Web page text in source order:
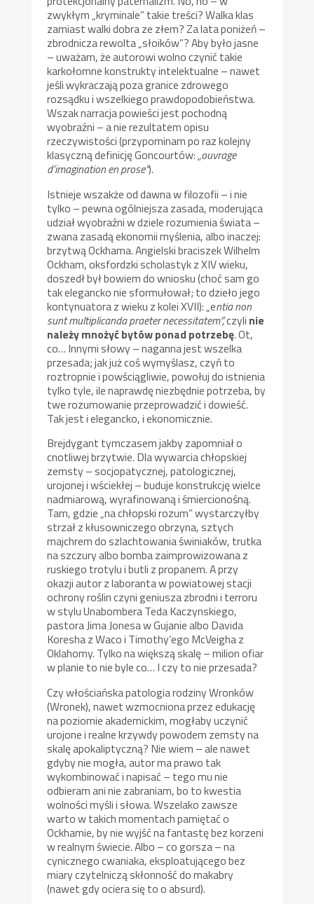
zwykłym „kryminale” takie treści? Walka klas
zamiast walki dobra ze złem? Za lata poniżeń –
zbrodnicza rewolta „słoików”? Aby było jasne
– uważam, że autorowi wolno czynić takie
karkołomne konstrukty intelektualne – nawet
jeśli wykraczają poza granice zdrowego
rozsądku i wszelkiego prawdopodobieństwa.
Wszak narracja powieści jest pochodną
wyobraźni – a nie rezultatem opisu
rzeczywistości (przypominam po raz kolejny
klasyczną definicję Goncourtów:„ouvrage
d’imagination en prose”).
Istnieje wszakże od dawna w filozofii – i nie
tylko – pewna ogólniejsza zasada, moderująca
udział wyobraźni w dziele rozumienia świata –
zwana zasadą ekonomii myślenia, albo inaczej:
brzytwą Ockhama. Angielski braciszek Wilhelm
Ockham, oksfordzki scholastyk z XIV wieku,
doszedł był bowiem do wniosku (choć sam go
tak elegancko nie sformułował; to dzieło jego
kontynuatora z wieku z kolei XVII): „entia non
sunt multiplicanda praeter necessitatem”,czyli nie
należy mnożyć bytów ponad potrzebę.Ot,
co… Innymi słowy – naganna jest wszelka
przesada; jak już coś wymyślasz, czyń to
roztropnie i powściągliwie, powołuj do istnienia
tylko tyle, ile naprawdę niezbędnie potrzeba, by
twe rozumowanie przeprowadzić i dowieść.
Tak jest i elegancko, i ekonomicznie.
Brejdygant tymczasem jakby zapomniał o
cnotliwej brzytwie. Dla wywarcia chłopskiej
zemsty – socjopatycznej, patologicznej,
urojonej i wściekłej – buduje konstrukcję wielce
nadmiarową, wyrafinowaną i śmiercionośną.
Tam, gdzie „na chłopski rozum” wystarczyłby
strzał z kłusowniczego obrzyna, sztych
majchrem do szlachtowania świniaków, trutka
na szczury albo bomba zaimprowizowana z
ruskiego trotylu i butli z propanem. A przy
okazji autor z laboranta w powiatowej stacji
ochrony roślin czyni geniusza zbrodni i terroru
w stylu Unabombera Teda Kaczynskiego,
pastora Jima Jonesa w Gujanie albo Davida
Koresha z Waco i Timothy’ego McVeigha z
Oklahomy. Tylko na większą skalę – milion ofiar
w planie to nie byle co… I czy to nie przesada?
Czy włościańska patologia rodziny Wronków
(Wronek), nawet wzmocniona przez edukację
na poziomie akademickim, mogłaby uczynić
urojone i realne krzywdy powodem zemsty na
skalę apokaliptyczną? Nie wiem – ale nawet
gdyby nie mogła, autor ma prawo tak
wykombinować i napisać – tego mu nie
odbieram ani nie zabraniam, bo to kwestia
wolności myśli i słowa. Wszelako zawsze
warto w takich momentach pamiętać o
Ockhamie, by nie wyjść na fantastę bez korzeni
w realnym świecie. Albo – co gorsza – na
cynicznego cwaniaka, eksploatującego bez
miary czytelniczą skłonność do makabry
(nawet gdy ociera się to o absurd).